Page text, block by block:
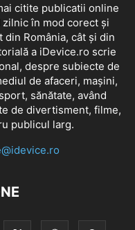
citite publicatii online
în mod corect și
România, cât și din
a iDevice.ro scrie
despre subiecte de
de afaceri, mașini,
sănătate, având
de divertisment, filme,
publicul larg.